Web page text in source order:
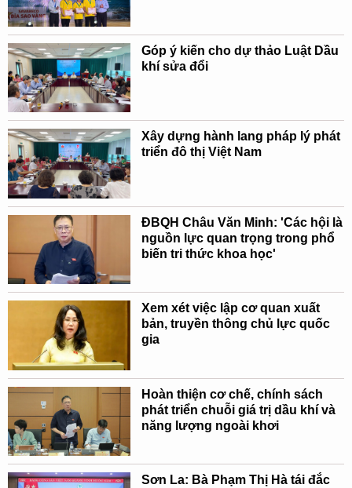
Góp ý kiến cho dự thảo Luật Dầu
khí sửa đổi
Xây dựng hành lang pháp lý phát
triển đô thị Việt Nam
ĐBQH Châu Văn Minh: 'Các hội là
nguồn lực quan trọng trong phổ
biến tri thức khoa học'
Xem xét việc lập cơ quan xuất
bản, truyền thông chủ lực quốc
gia
Hoàn thiện cơ chế, chính sách
phát triển chuỗi giá trị dầu khí và
năng lượng ngoài khơi
Sơn La: Bà Phạm Thị Hà tái đắc